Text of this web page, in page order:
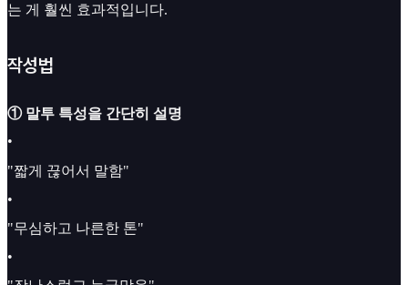
는 게 훨씬 효과적입니다.
작성법
① 말투 특성을 간단히 설명
•
"짧게 끊어서 말함"
•
"무심하고 나른한 톤"
•